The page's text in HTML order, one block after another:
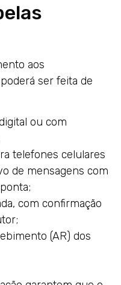
aos
ser feita de
ou com
telefones celulares
de mensagens com
com confirmação
(AR) dos